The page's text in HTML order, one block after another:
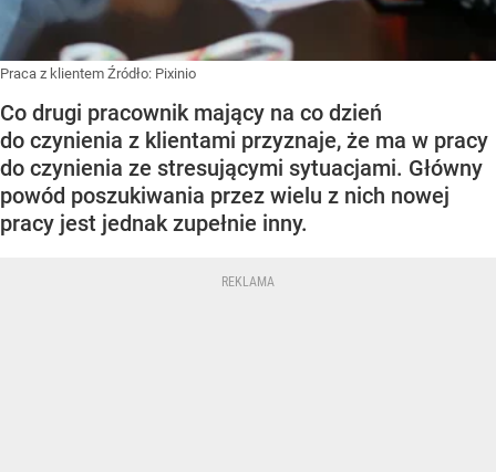
Praca z klientem Źródło: Pixinio
Co drugi pracownik mający na co dzień
do czynienia z klientami przyznaje, że ma w pracy
do czynienia ze stresującymi sytuacjami. Główny
powód poszukiwania przez wielu z nich nowej
pracy jest jednak zupełnie inny.